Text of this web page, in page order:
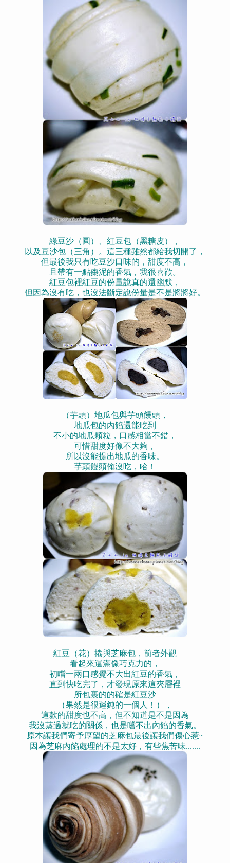
綠豆沙（圓）、紅豆包（黑糖皮），
以及豆沙包（三角）。 這三種雖然都給我切開了，
但最後我只有吃豆沙口味的，甜度不高，
且帶有一點棗泥的香氣，我很喜歡。
紅豆包裡紅豆的份量說真的還幽默，
但因為沒有吃，也沒法斷定說份量是不是將將好。
（芋頭）地瓜包與芋頭饅頭，
地瓜包的內餡還能吃到
不小的地瓜顆粒，口感相當不錯，
可惜甜度好像不大夠，
所以沒能提出地瓜的香味。
芋頭饅頭俺沒吃，哈！
紅豆（花）捲與芝麻包， 前者外觀
看起來還滿像巧克力的，
初嚐一兩口感覺不大出紅豆的香氣，
直到快吃完了，才發現原來這夾層裡
所包裹的的確是紅豆沙
（果然是很遲鈍的一個人！），
這款的甜度也不高， 但不知道是不是因為
我沒蒸過就吃的關係，也是嚐不出內餡的香氣。
原本讓我們寄予厚望的芝麻包最後讓我們傷心惹~
因為芝麻內餡處理的不是太好，有些焦苦味.......